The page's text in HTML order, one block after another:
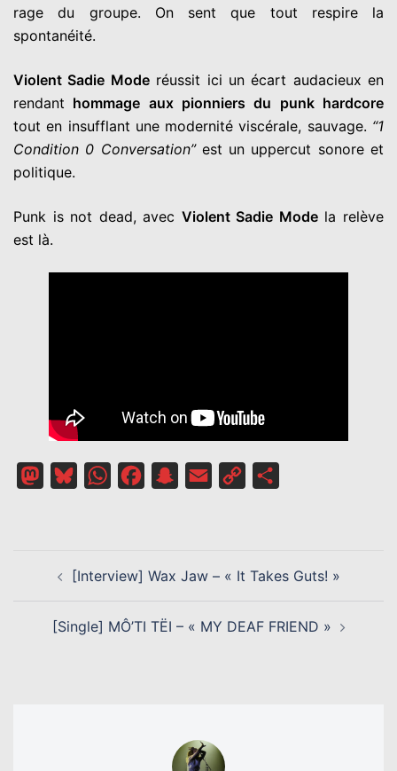
rage du groupe. On sent que tout respire la
spontanéité.
Violent Sadie Moderéussit ici un écart audacieux en
rendant hommage aux pionniers du punk hardcore
tout en insufflant une modernité viscérale, sauvage. “1
Condition 0 Conversation”est un uppercut sonore et
politique.
Punk is not dead, avec Violent Sadie Modela relève
est là.
MastodonBlueskyWhatsAppFacebookSnapchat
Email
Copy
D’ARTICLE[Interview] Wax Jaw – « It Takes Guts! »
[Single] MÔ’TI TËI – « MY DEAF FRIEND »